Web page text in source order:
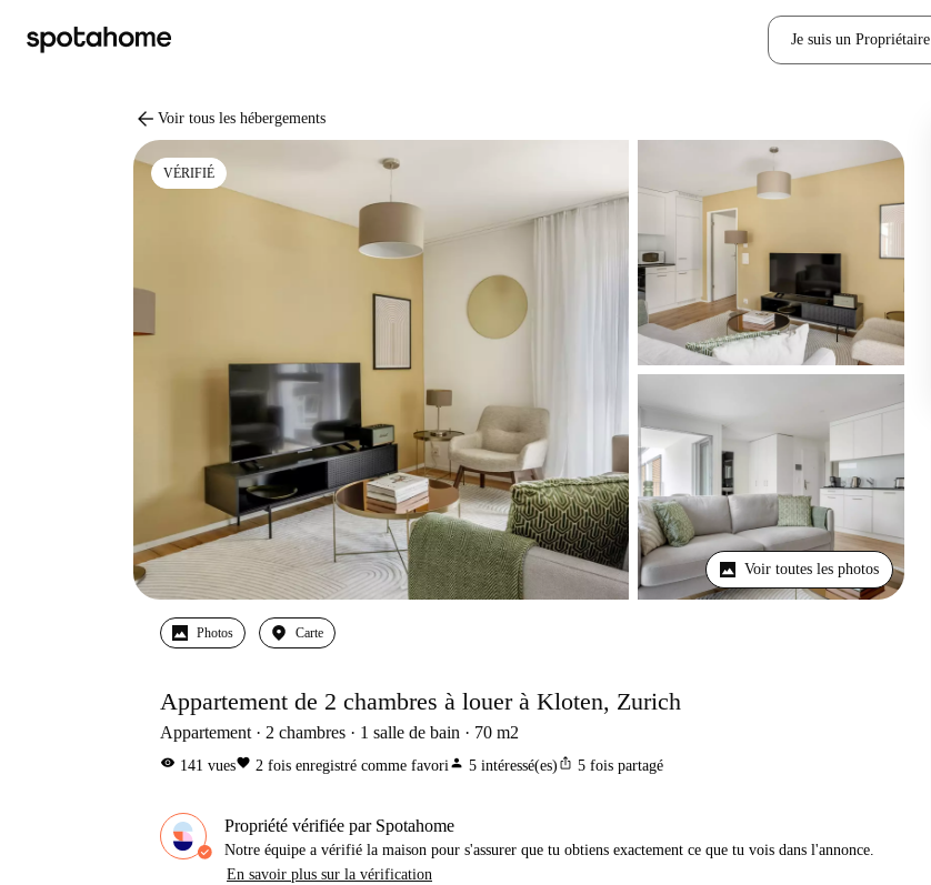
Je suis un Propriétaire
arrow_back Voir tous les hébergements
VÉRIFIÉ
Voir toutes les photos
Photos Carte
Appartement de 2 chambres à louer à Kloten, Zurich
Appartement 2 chambres 1 salle de bain 70 m2
visibility 141 vuesfavorite 2 fois enregistré comme favoriperson 5 intéressé(es) ios_share 5 fois partagé
Propriété vérifiée par Spotahome
Notre équipe a vérifié la maison pour s'assurer que tu obtiens exactement ce que tu vois dans l'annonce.
En savoir plus sur la vérification